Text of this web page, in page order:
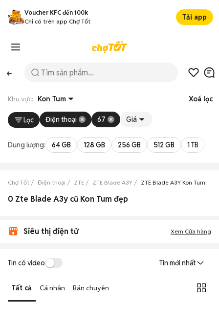
Voucher KFC đến 100k
Chỉ có trên app Chợ Tốt
Tải app
Khu vực: Kon Tum Xoá lọc
Lọc Điện thoại 67 Giá
Dung lượng: 64 GB 128 GB 256 GB 512 GB 1 TB
Chợ Tốt Điện thoại ZTE ZTE Blade A3Y ZTE Blade A3Y Kon Tum
0 Zte Blade A3y cũ Kon Tum đẹp
Siêu thị điện tử Xem Cửa hàng
Tin có video Tin mới nhất
Tất cả Cá nhân Bán chuyên